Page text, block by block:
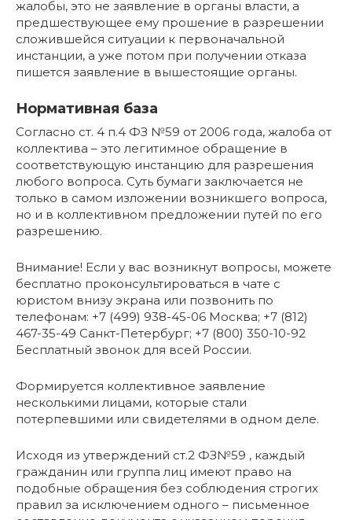
жалобы, это не заявление в органы власти, а
предшествующее ему прошение в разрешении
сложившейся ситуации к первоначальной
инстанции, а уже потом при получении отказа
пишется заявление в вышестоящие органы.
Нормативная база
Согласно ст. 4 п.4 ФЗ №59 от 2006 года, жалоба от
коллектива – это легитимное обращение в
соответствующую инстанцию для разрешения
любого вопроса. Суть бумаги заключается не
только в самом изложении возникшего вопроса,
но и в коллективном предложении путей по его
разрешению.
Внимание! Если у вас возникнут вопросы, можете
бесплатно проконсультироваться в чате с
юристом внизу экрана или позвонить по
телефонам: +7 (499) 938-45-06 Москва; +7 (812)
467-35-49 Санкт-Петербург; +7 (800) 350-10-92
Бесплатный звонок для всей России.
Формируется коллективное заявление
несколькими лицами, которые стали
потерпевшими или свидетелями в одном деле.
Исходя из утверждений ст.2 ФЗ№59 , каждый
гражданин или группа лиц имеют право на
подобные обращения без соблюдения строгих
правил за исключением одного – письменное